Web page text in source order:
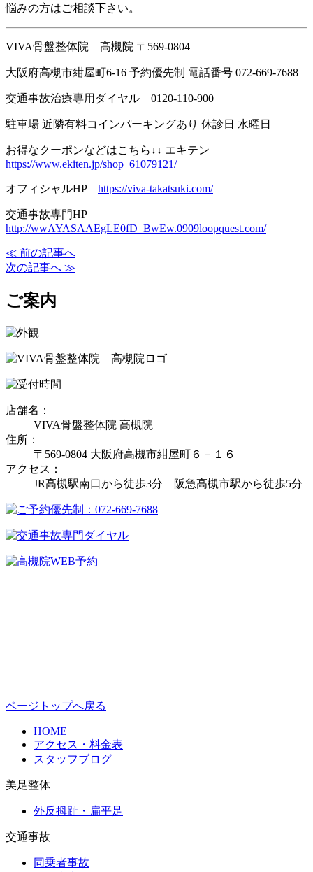
悩みの方はご相談下さい。
VIVA骨盤整体院 高槻院 〒569-0804
大阪府高槻市紺屋町6-16 予約優先制 電話番号 072-669-7688
交通事故治療専用ダイヤル 0120-110-900
駐車場 近隣有料コインパーキングあり 休診日 水曜日
お得なクーポンなどはこちら↓↓ エキテン
https://www.ekiten.jp/shop_61079121/
オフィシャルHP https://viva-takatsuki.com/
交通事故専門HP
http://wwAYASAAEgLE0fD_BwEw.0909loopquest.com/
≪ 前の記事へ
次の記事へ ≫
ご案内
店舗名：
VIVA骨盤整体院 高槻院
住所：
〒569-0804 大阪府高槻市紺屋町６－１６
アクセス：
JR高槻駅南口から徒歩3分 阪急高槻市駅から徒歩5分
ページトップへ戻る
HOME
アクセス・料金表
スタッフブログ
美足整体
外反拇趾・扁平足
交通事故
同乗者事故